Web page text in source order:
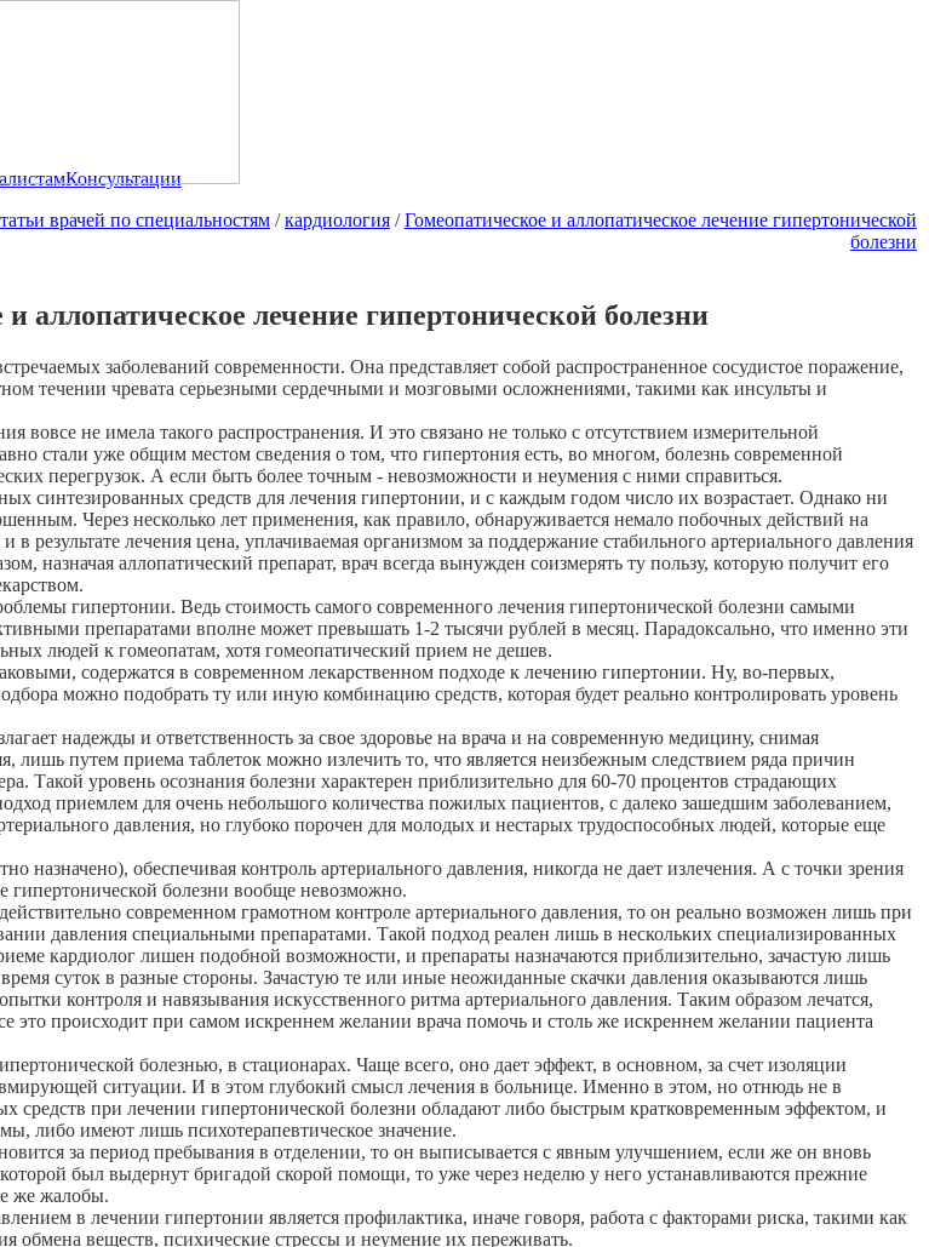
Консультации
врачей по специальностям /кардиология /Гомеопатическое и аллопатическое лечение гипертонической
болезни
и аллопатическое лечение гипертонической болезни
заболеваний современности. Она представляет собой распространенное сосудистое поражение,
течении чревата серьезными сердечными и мозговыми осложнениями, такими как инсульты и
вовсе не имела такого распространения. И это связано не только с отсутствием измерительной
стали уже общим местом сведения о том, что гипертония есть, во многом, болезнь современной
перегрузок. А если быть более точным - невозможности и неумения с ними справиться.
синтезированных средств для лечения гипертонии, и с каждым годом число их возрастает. Однако ни
Через несколько лет применения, как правило, обнаруживается немало побочных действий на
в результате лечения цена, уплачиваемая организмом за поддержание стабильного артериального давления
назначая аллопатический препарат, врач всегда вынужден соизмерять ту пользу, которую получит его
гипертонии. Ведь стоимость самого современного лечения гипертонической болезни самыми
препаратами вполне может превышать 1-2 тысячи рублей в месяц. Парадоксально, что именно эти
людей к гомеопатам, хотя гомеопатический прием не дешев.
содержатся в современном лекарственном подходе к лечению гипертонии. Ну, во-первых,
можно подобрать ту или иную комбинацию средств, которая будет реально контролировать уровень
надежды и ответственность за свое здоровье на врача и на современную медицину, снимая
лишь путем приема таблеток можно излечить то, что является неизбежным следствием ряда причин
Такой уровень осознания болезни характерен приблизительно для 60-70 процентов страдающих
приемлем для очень небольшого количества пожилых пациентов, с далеко зашедшим заболеванием,
давления, но глубоко порочен для молодых и нестарых трудоспособных людей, которые еще
назначено), обеспечивая контроль артериального давления, никогда не дает излечения. А с точки зрения
гипертонической болезни вообще невозможно.
современном грамотном контроле артериального давления, то он реально возможен лишь при
давления специальными препаратами. Такой подход реален лишь в нескольких специализированных
кардиолог лишен подобной возможности, и препараты назначаются приблизительно, зачастую лишь
суток в разные стороны. Зачастую те или иные неожиданные скачки давления оказываются лишь
контроля и навязывания искусственного ритма артериального давления. Таким образом лечатся,
это происходит при самом искреннем желании врача помочь и столь же искреннем желании пациента
болезнью, в стационарах. Чаще всего, оно дает эффект, в основном, за счет изоляции
ситуации. И в этом глубокий смысл лечения в больнице. Именно в этом, но отнюдь не в
средств при лечении гипертонической болезни обладают либо быстрым кратковременным эффектом, и
либо имеют лишь психотерапевтическое значение.
за период пребывания в отделении, то он выписывается с явным улучшением, если же он вновь
был выдернут бригадой скорой помощи, то уже через неделю у него устанавливаются прежние
же жалобы.
в лечении гипертонии является профилактика, иначе говоря, работа с факторами риска, такими как
веществ, психические стрессы и неумение их переживать.